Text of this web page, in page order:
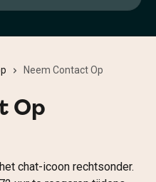
Neem Contact Op
Op
chat-icoon rechtsonder.